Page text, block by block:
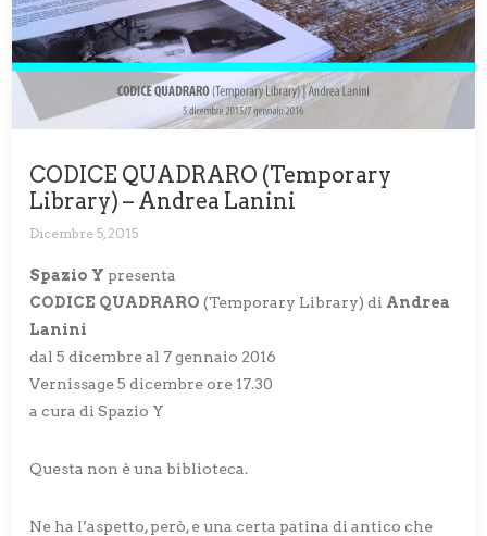
CODICE QUADRARO (Temporary
Library) – Andrea Lanini
Dicembre 5, 2015
Spazio Y presenta
CODICE QUADRARO (Temporary Library) di Andrea
Lanini
dal 5 dicembre al 7 gennaio 2016
Vernissage 5 dicembre ore 17.30
a cura di Spazio Y
Questa non è una biblioteca.
Ne ha l’aspetto, però, e una certa patina di antico che